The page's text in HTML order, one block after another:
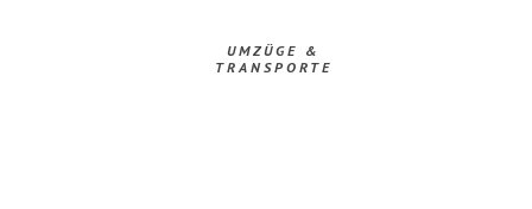
UMZÜGE &
TRANSPORTE